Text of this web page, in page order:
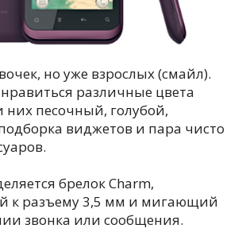
но уже взрослых (смайл).
различные цвета
них песочный, голубой,
виджетов и пара чисто
брелок Charm,
к разъему 3,5 мм и мигающий
звонка или сообщения.